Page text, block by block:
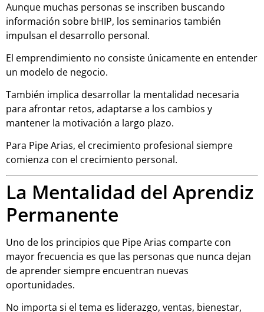
Aunque muchas personas se inscriben buscando
información sobre bHIP, los seminarios también
impulsan el desarrollo personal.
El emprendimiento no consiste únicamente en entender
un modelo de negocio.
También implica desarrollar la mentalidad necesaria
para afrontar retos, adaptarse a los cambios y
mantener la motivación a largo plazo.
Para Pipe Arias, el crecimiento profesional siempre
comienza con el crecimiento personal.
La Mentalidad del Aprendiz
Permanente
Uno de los principios que Pipe Arias comparte con
mayor frecuencia es que las personas que nunca dejan
de aprender siempre encuentran nuevas
oportunidades.
No importa si el tema es liderazgo, ventas, bienestar,